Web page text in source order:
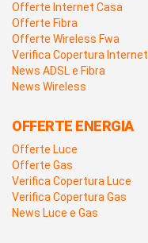
Offerte Internet Casa
Offerte Fibra
Offerte Wireless Fwa
Verifica Copertura Internet
News ADSL e Fibra
News Wireless
OFFERTE ENERGIA
Offerte Luce
Offerte Gas
Verifica Copertura Luce
Verifica Copertura Gas
News Luce e Gas